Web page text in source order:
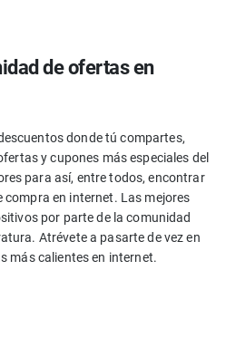
de ofertas en
donde tú compartes,
y cupones más especiales del
para así, entre todos, encontrar
compra en internet. Las mejores
por parte de la comunidad
Atrévete a pasarte de vez en
más calientes en internet.